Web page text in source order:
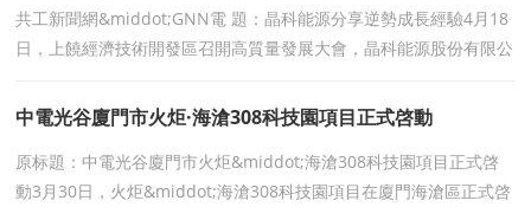
共工新聞網&middot;GNN電 題：晶科能源分享逆勢成長經驗4月18
日，上饒經濟技術開發區召開高質量發展大會，晶科能源股份有限公
中電光谷廈門市火炬·海滄308科技園項目正式啓動
原标題：中電光谷廈門市火炬&middot;海滄308科技園項目正式啓
動3月30日，火炬&middot;海滄308科技園項目在廈門海滄區正式啓